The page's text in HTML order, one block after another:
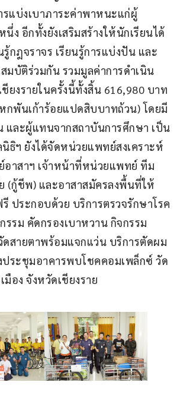
รแบ่งเบาภาระค่าพาหนะแก่ผู้
ง อีกทั้งยังเสริมสร้างให้นักเรียนได้
รู้กฎจราจร เรียนรู้การแบ่งปัน และ
มบัติร่วมกัน รวมมูลค่าการดำเนิน
ยงรายในครั้งนี้ทั้งสิ้น 616,980 บาท
พันเก้าร้อยแปดสิบบาทถ้วน) โดยมี
และผู้แทนจากสถาบันการศึกษา เป็น
ธิฯ ยังได้จัดหน่วยแพทย์สงเคราะห์
าสาฯ เจ้าหน้าที่หน่วยแพทย์ ทีม
(กู้ชีพ) และอาสาสมัครลงพื้นที่ให้
ประกอบด้วย บริการตรวจรักษาโรค
รรม คัดกรองเบาหวาน กิจกรรม
สายตาพร้อมแจกแว่น บริการตัดผม
ระชุมอาคารพบโชคคอมเพล็กซ์ วัด
มือง จังหวัดเชียงราย